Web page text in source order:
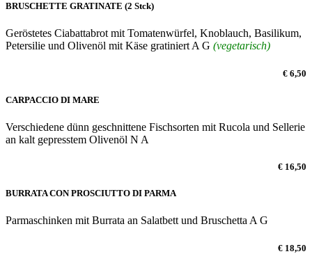
BRUSCHETTE GRATINATE (2 Stck)
Geröstetes Ciabattabrot mit Tomatenwürfel, Knoblauch, Basilikum,
Petersilie und Olivenöl mit Käse gratiniert A G (vegetarisch)
€ 6,50
CARPACCIO DI MARE
Verschiedene dünn geschnittene Fischsorten mit Rucola und Sellerie
an kalt gepresstem Olivenöl N A
€ 16,50
BURRATA CON PROSCIUTTO DI PARMA
Parmaschinken mit Burrata an Salatbett und Bruschetta A G
€ 18,50